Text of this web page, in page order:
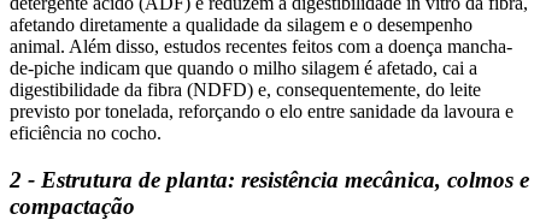
afetando diretamente a qualidade da silagem e o desempenho
animal. Além disso, estudos recentes feitos com a doença mancha-
de-piche indicam que quando o milho silagem é afetado, cai a
digestibilidade da fibra (NDFD) e, consequentemente, do leite
previsto por tonelada, reforçando o elo entre sanidade da lavoura e
eficiência no cocho.
2 - Estrutura de planta: resistência mecânica, colmos e
compactação